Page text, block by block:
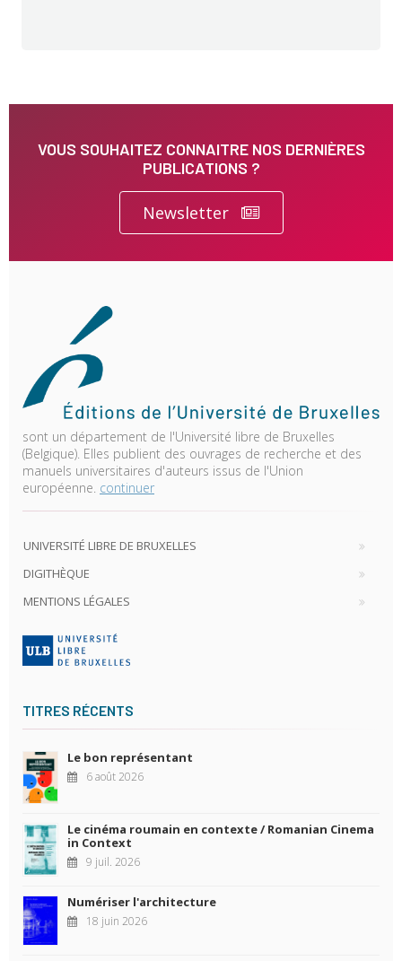
VOUS SOUHAITEZ CONNAITRE NOS DERNIÈRES
PUBLICATIONS ?
Newsletter
sont un département de l'Université libre de Bruxelles
(Belgique). Elles publient des ouvrages de recherche et des
manuels universitaires d'auteurs issus de l'Union
européenne. continuer
UNIVERSITÉ LIBRE DE BRUXELLES
DIGITHÈQUE
MENTIONS LÉGALES
TITRES RÉCENTS
Le bon représentant
6 août 2026
Le cinéma roumain en contexte / Romanian Cinema
in Context
9 juil. 2026
Numériser l'architecture
18 juin 2026